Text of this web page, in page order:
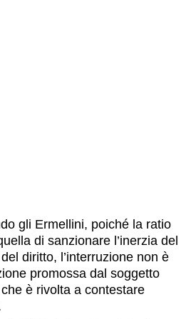
gli Ermellini, poiché la ratio
di sanzionare l’inerzia del
diritto, l’interruzione non è
promossa dal soggetto
è rivolta a contestare